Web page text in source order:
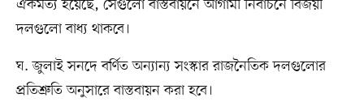
ঐকমত্য হয়েছে, সেগুলো বাস্তবায়নে আগামী নির্বাচনে বিজয়ী
দলগুলো বাধ্য থাকবে।
ঘ. জুলাই সনদে বর্ণিত অন্যান্য সংস্কার রাজনৈতিক দলগুলোর
প্রতিশ্রুতি অনুসারে বাস্তবায়ন করা হবে।